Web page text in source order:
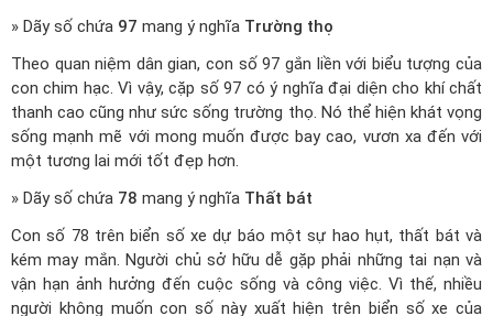
» Dãy số chứa 97 mang ý nghĩa Trường thọ
Theo quan niệm dân gian, con số 97 gắn liền với biểu tượng của
con chim hạc. Vì vậy, cặp số 97 có ý nghĩa đại diện cho khí chất
thanh cao cũng như sức sống trường thọ. Nó thể hiện khát vọng
sống mạnh mẽ với mong muốn được bay cao, vươn xa đến với
một tương lai mới tốt đẹp hơn.
» Dãy số chứa 78 mang ý nghĩa Thất bát
Con số 78 trên biển số xe dự báo một sự hao hụt, thất bát và
kém may mắn. Người chủ sở hữu dễ gặp phải những tai nạn và
vận hạn ảnh hưởng đến cuộc sống và công việc. Vì thế, nhiều
người không muốn con số này xuất hiện trên biển số xe của